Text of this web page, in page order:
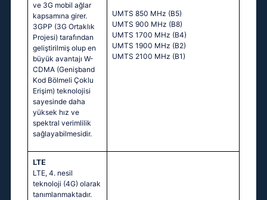
ve 3G mobil ağlar
kapsamına girer.
3GPP (3G Ortaklık
Projesi) tarafından
geliştirilmiş olup en
büyük avantajı W-
CDMA (Genişband
Kod Bölmeli Çoklu
Erişim) teknolojisi
sayesinde daha
yüksek hız ve
spektral verimlilik
sağlayabilmesidir.
UMTS 850 MHz (B5)
UMTS 900 MHz (B8)
UMTS 1700 MHz (B4)
UMTS 1900 MHz (B2)
UMTS 2100 MHz (B1)
LTE
LTE, 4. nesil
teknoloji (4G) olarak
tanımlanmaktadır.